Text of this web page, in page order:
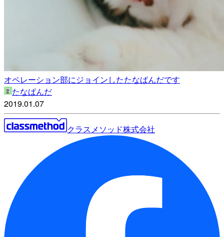
オペレーション部にジョインしたたなぱんだです
たなぱんだ
2019.01.07
クラスメソッド株式会社